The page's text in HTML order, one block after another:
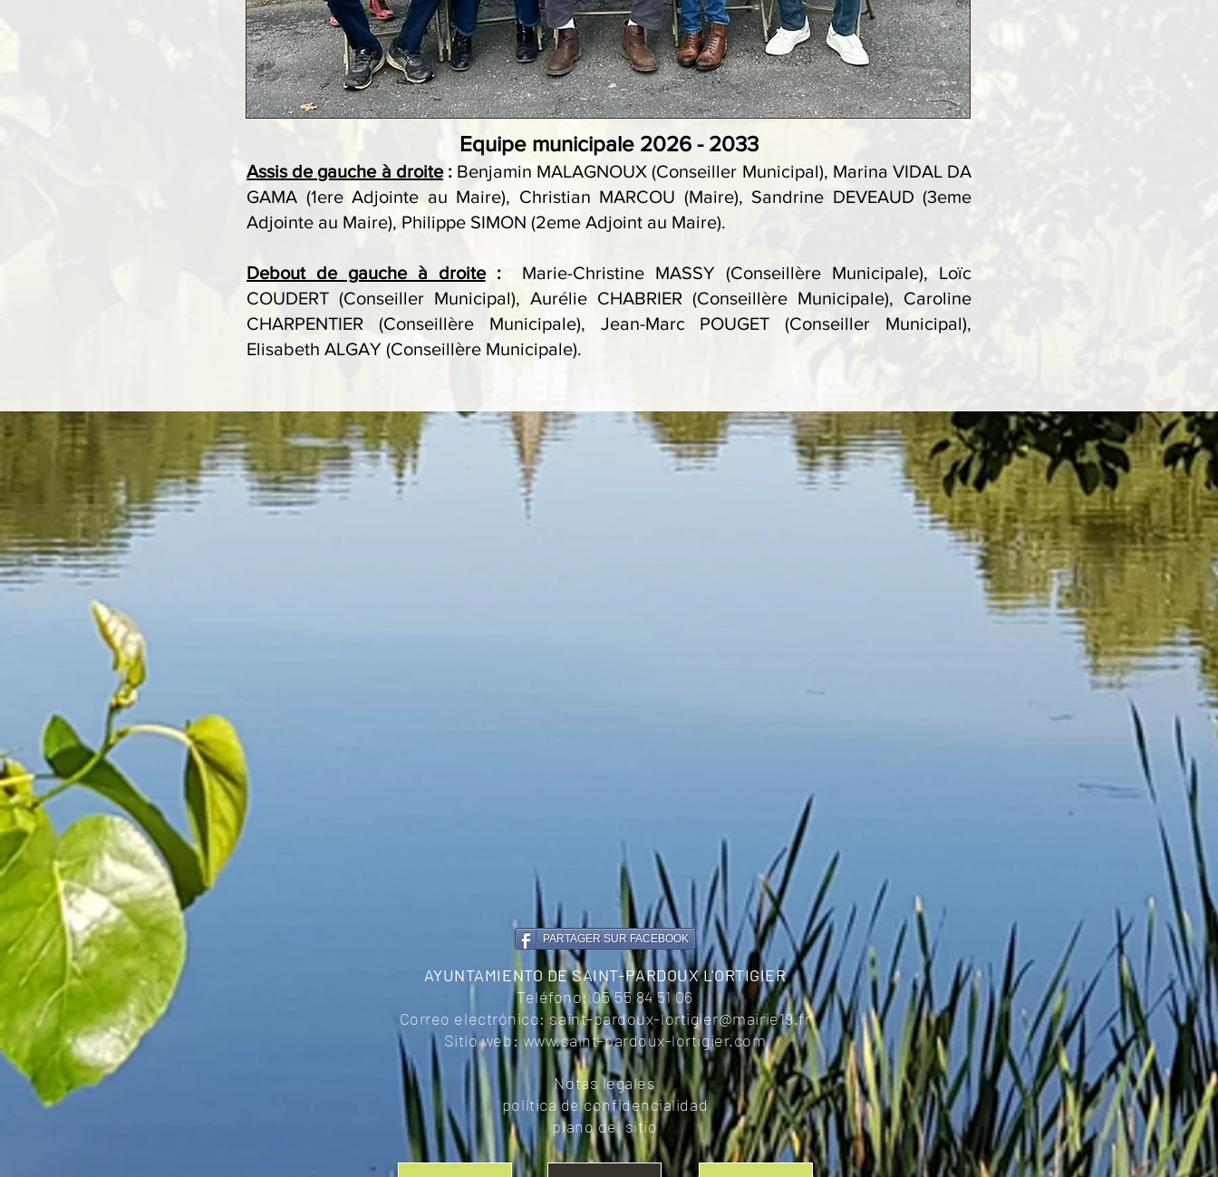
Equipe municipale 2026 - 2033
Assis de gauche à droite:Benjamin MALAGNOUX (Conseiller Municipal), Marina VIDAL DA
GAMA (1ere Adjointe au Maire), Christian MARCOU (Maire), Sandrine DEVEAUD (3eme
Adjointe au Maire), Philippe SIMON (2eme Adjoint au Maire).
Debout de gauche à droite:Marie-Christine MASSY (Conseillère Municipale), Loïc
COUDERT (Conseiller Municipal), Aurélie CHABRIER (Conseillère Municipale), Caroline
CHARPENTIER (Conseillère Municipale), Jean-Marc POUGET (Conseiller Municipal),
Elisabeth ALGAY (Conseillère Municipale).
PARTAGER SUR FACEBOOK
AYUNTAMIENTO DE SAINT-PARDOUX L'ORTIGIER
Teléfono:05 55 84 51 06
Correo electrónico: saint-pardoux-lortigier@mairie19.fr
Sitio web:www.saint-pardoux-lortigier.com
Notas legales
política de confidencialidad
plano del sitio